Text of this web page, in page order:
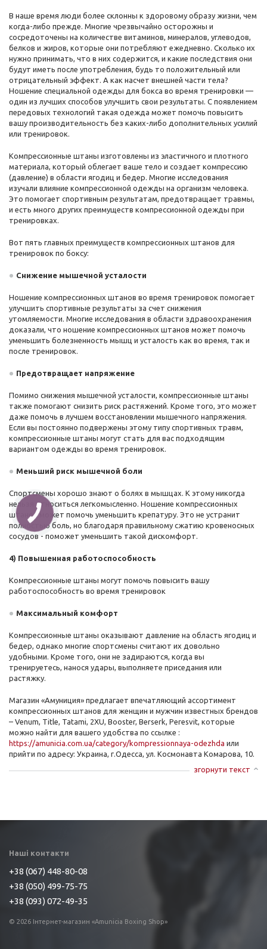
В наше время люди более склонны к здоровому образу жизни, чем
когда-либо прежде. Многие чрезвычайно осторожны и
сосредоточены на количестве витаминов, минералов, углеводов,
белков и жиров, которые они потребляют ежедневно. Сколько их
нужно принимать, что в них содержится, и какие последствия они
будут иметь после употребления, будь то положительный или
отрицательный эффект. А как насчет внешней части тела?
Ношение специальной одежды для бокса во время тренировки —
один из лучших способов улучшить свои результаты. С появлением
передовых технологий такая одежда может помочь повысить
вашу производительность без каких-либо дополнительных усилий
или тренировок.
Компрессионные штаны изготовлены из эластичного и плотного
материала, который облегает ваше тело и создает компрессию
(давление) в области ягодиц и бедер. Многие исследования
изучали влияние компрессионной одежды на организм человека.
Это помогает спортивным результатам, предотвращает травмы,
и есть много других преимуществ компрессионной одежды при
тренировках.
Вот пять главных преимуществ компрессионных штанов для
тренировок по боксу:
Снижение мышечной усталости
Ношение компрессионных штанов во время тренировок помогает
улучшить спортивные результаты за счет снижения
утомляемости. Многие исследования в области здравоохранения
доказали, что ношение компрессионных штанов может помочь
уменьшить болезненность мышц и усталость как во время, так и
после тренировок.
Предотвращает напряжение
Помимо снижения мышечной усталости, компрессионные штаны
также помогают снизить риск растяжений. Кроме того, это может
даже помочь в лучшем восстановлении мышечного напряжения.
Если вы постоянно подвержены этому типу спортивных травм,
компрессионные штаны могут стать для вас подходящим
вариантом одежды во время тренировок.
Меньший риск мышечной боли
Спортсмены хорошо знают о болях в мышцах. К этому никогда
нельзя относиться легкомысленно. Ношение компрессионных
штанов может помочь уменьшить крепатуру. Это не устранит
полностью боль, но благодаря правильному сжатию кровеносных
сосудов - поможет уменьшить такой дискомфорт.
4) Повышенная работоспособность
Компрессионные штаны могут помочь повысить вашу
работоспособность во время тренировок
Максимальный комфорт
Компрессионные штаны оказывают давление на область ягодиц и
бедер, однако многие спортсмены считают их довольно
удобными. Кроме того, они не задираются, когда вы
тренируетесь, нанося удары, выполняете приседания или
растяжку.
Магазин «Амуниция» предлагает впечатляющий ассортимент
компрессионных штанов для женщин и мужчин известных брендов
– Venum, Title, Tatami, 2XU, Booster, Berserk, Peresvit, которые
можно найти для вашего удобства по ссылке :
https://amunicia.com.ua/category/kompressionnaya-odezhda или
прийти по адресу: Украина, г.Одесса, ул. Космонавта Комарова, 10.
згорнути текст
Наші контакти
+38 (067) 448-80-08
+38 (050) 499-75-75
+38 (093) 072-49-35
© 2026 Інтернет-магазин «Amunicia Boxing Shop»